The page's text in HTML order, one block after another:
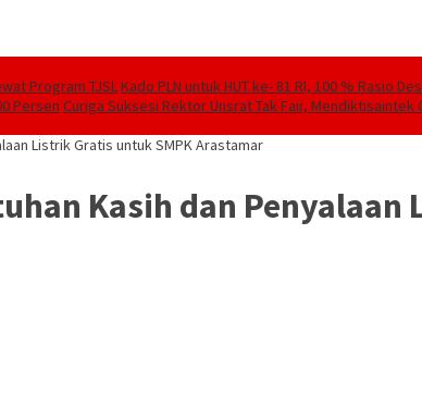
Program TJSLKado PLN untuk HUT ke- 81 RI, 100 % Rasio
Persen Curiga Suksesi Rektor Unsrat Tak Fair,
Listrik Gratis untuk SMPK Arastamar
Kasih dan